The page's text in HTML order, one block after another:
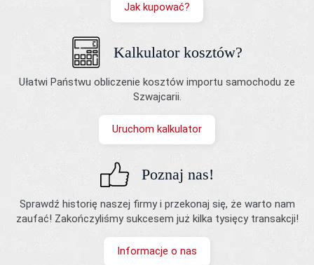
Jak kupować?
Kalkulator kosztów?
Ułatwi Państwu obliczenie kosztów importu samochodu ze
Szwajcarii.
Uruchom kalkulator
Poznaj nas!
Sprawdź historię naszej firmy i przekonaj się, że warto nam
zaufać! Zakończyliśmy sukcesem już kilka tysięcy transakcji!
Informacje o nas